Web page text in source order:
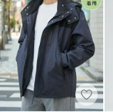
性別タイプ
原産国
素材